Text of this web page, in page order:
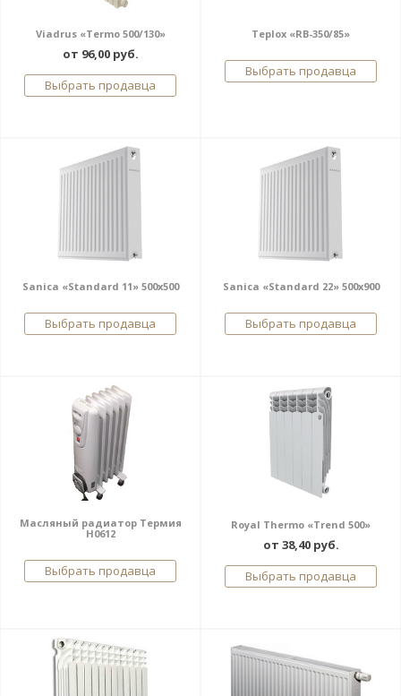
Viadrus «Termo 500/130»
от 96,00 руб.
Выбрать продавца
Teplox «RB-350/85»
Выбрать продавца
Sanica «Standard 11» 500x500
Выбрать продавца
Sanica «Standard 22» 500x900
Выбрать продавца
Масляный радиатор Термия
Н0612
Выбрать продавца
Royal Thermo «Trend 500»
от 38,40 руб.
Выбрать продавца